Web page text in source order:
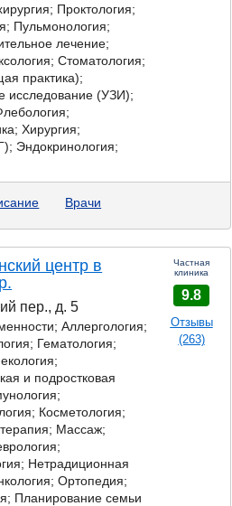
Проктология;
Пульмонология;
лечение;
Стоматология;
практика);
исследование (УЗИ);
Хирургия;
Эндокринология;
Врачи
центр в
пер., д. 5
Аллергология;
Гематология;
и подростковая
Косметология;
Массаж;
Нетрадиционная
Ортопедия;
Планирование семьи
Частная
клиника
9.8
Отзывы
(263)